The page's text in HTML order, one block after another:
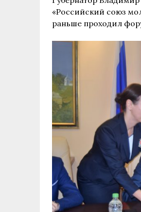
«Российский союз
раньше проходил